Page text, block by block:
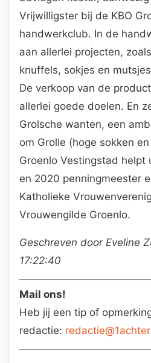
Vrijwilligster bij de KBO
handwerkclub. In de
aan allerlei projecten,
knuffels, sokjes en
De verkoop van de
allerlei goede doelen. En
Grolsche wanten, een
om Grolle (hoge sokken
Groenlo Vestingstad helpt
en 2020 penningmeester
Katholieke
Vrouwengilde Groenlo.
Geschreven door Eveline
17:22:40
Mail ons!
Heb jij een tip of
redactie: